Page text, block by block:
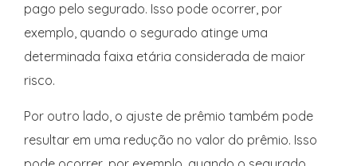
pago pelo segurado. Isso pode ocorrer, por
exemplo, quando o segurado atinge uma
determinada faixa etária considerada de maior
risco.
Por outro lado, o ajuste de prêmio também pode
resultar em uma redução no valor do prêmio. Isso